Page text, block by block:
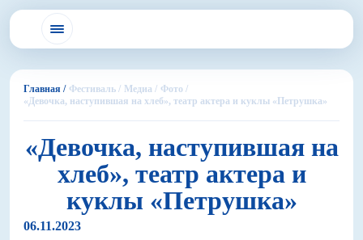
Главная / Фестиваль / Медиа / Фото /
«Девочка, наступившая на хлеб», театр актера и куклы «Петрушка»
«Девочка, наступившая на
хлеб», театр актера и
куклы «Петрушка»
06.11.2023